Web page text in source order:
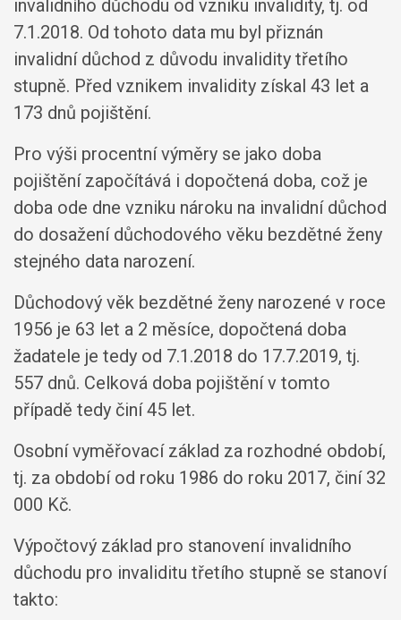
invalidního důchodu od vzniku invalidity, tj. od
7.1.2018. Od tohoto data mu byl přiznán
invalidní důchod z důvodu invalidity třetího
stupně. Před vznikem invalidity získal 43 let a
173 dnů pojištění.
Pro výši procentní výměry se jako doba
pojištění započítává i dopočtená doba, což je
doba ode dne vzniku nároku na invalidní důchod
do dosažení důchodového věku bezdětné ženy
stejného data narození.
Důchodový věk bezdětné ženy narozené v roce
1956 je 63 let a 2 měsíce, dopočtená doba
žadatele je tedy od 7.1.2018 do 17.7.2019, tj.
557 dnů. Celková doba pojištění v tomto
případě tedy činí 45 let.
Osobní vyměřovací základ za rozhodné období,
tj. za období od roku 1986 do roku 2017, činí 32
000 Kč.
Výpočtový základ pro stanovení invalidního
důchodu pro invaliditu třetího stupně se stanoví
takto: